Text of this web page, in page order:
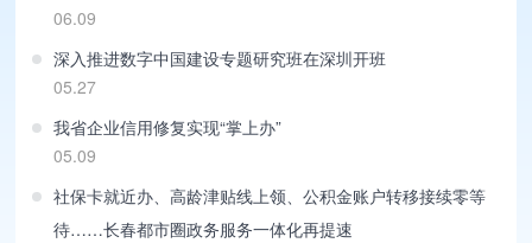
06.09
深入推进数字中国建设专题研究班在深圳开班
05.27
我省企业信用修复实现“掌上办”
05.09
社保卡就近办、高龄津贴线上领、公积金账户转移接续零等
待……长春都市圈政务服务一体化再提速